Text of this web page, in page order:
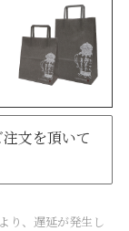
文を頂いて
り、遅延が発生し